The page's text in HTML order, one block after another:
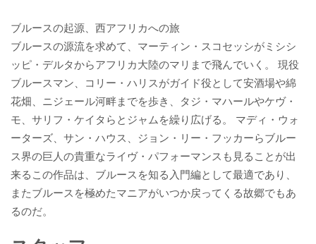
ブルースの起源、西アフリカへの旅
ブルースの源流を求めて、マーティン・スコセッシがミシシ
ッピ・デルタからアフリカ大陸のマリまで飛んでいく。 現役
ブルースマン、コリー・ハリスがガイド役として安酒場や綿
花畑、ニジェール河畔までを歩き、タジ・マハールやケヴ・
モ、サリフ・ケイタらとジャムを繰り広げる。 マディ・ウォ
ーターズ、サン・ハウス、ジョン・リー・フッカーらブルー
ス界の巨人の貴重なライヴ・パフォーマンスも見ることが出
来るこの作品は、ブルースを知る入門編として最適であり、
またブルースを極めたマニアがいつか戻ってくる故郷でもあ
るのだ。